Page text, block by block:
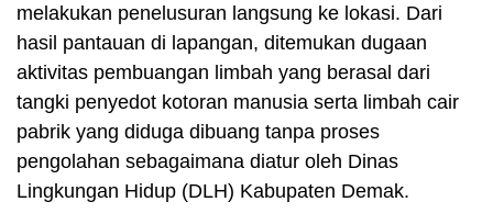
melakukan penelusuran langsung ke lokasi. Dari
hasil pantauan di lapangan, ditemukan dugaan
aktivitas pembuangan limbah yang berasal dari
tangki penyedot kotoran manusia serta limbah cair
pabrik yang diduga dibuang tanpa proses
pengolahan sebagaimana diatur oleh Dinas
Lingkungan Hidup (DLH) Kabupaten Demak.